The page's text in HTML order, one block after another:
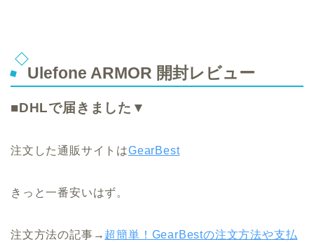
Ulefone ARMOR 開封レビュー
■DHLで届きました▼
注文した通販サイトはGearBest
きっと一番安いはず。
注文方法の記事→ 超簡単！GearBestの注文方法や支払